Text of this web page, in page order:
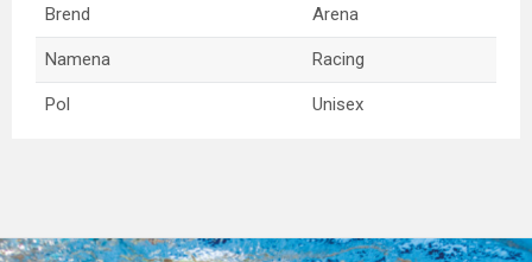
Brend Arena
Namena Racing
Pol Unisex
Email